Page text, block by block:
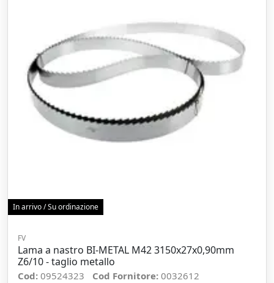
In arrivo / Su ordinazione
FV
Lama a nastro BI-METAL M42 3150x27x0,90mm
Z6/10 - taglio metallo
Cod: 09524323 Cod Fornitore: 0032612